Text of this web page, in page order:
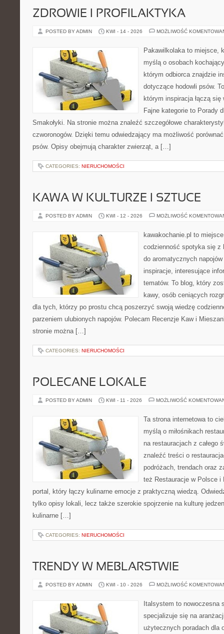
ZDROWIE I PROFILAKTYKA
POSTED BY ADMIN KWI - 14 - 2026 MOŻLIWOŚĆ
Pakawilkolaka to miejsce,
myślą o osobach
którym odbiorca znajdzie
dotyczące hodowli psów.
którym inspiracja łączą
Fajne kategorie to Porady
Smakołyki. Na stronie można znaleźć szczegółowe
czworonogów. Dzięki temu odwiedzający ma możliwość
psów. Opisy obejmują charakter zwierząt, a […]
CATEGORIES: NIERUCHOMOŚCI
KAWA W KULTURZE I SZTUCE
POSTED BY ADMIN KWI - 12 - 2026 MOŻLIWOŚĆ
kawakochanie.pl to
codzienność spotyka się z
do aromatycznych
inspiracje, interesujące
tematów. To blog, który
kawy, osób ceniących
dla tych, którzy po prostu chcą poszerzyć swoją wiedzę
parzeniem ulubionych napojów. Polecam Recenzje Kaw i
stronie można […]
CATEGORIES: NIERUCHOMOŚCI
POLECANE LOKALE
POSTED BY ADMIN KWI - 11 - 2026 MOŻLIWOŚĆ
Ta strona internetowa to
myślą o miłośnikach
na restauracjach z całego
znaleźć treści o
podróżach, trendach oraz
też Restauracje w Polsce i
portal, który łączy kulinarne emocje z praktyczną wiedzą.
tylko opisy lokali, lecz także szerokie spojrzenie na kulturę
kulinarne […]
CATEGORIES: NIERUCHOMOŚCI
TRENDY W MEBLARSTWIE
POSTED BY ADMIN KWI - 10 - 2026 MOŻLIWOŚĆ
Italsystem to nowoczesna
specjalizuje się na
użytecznych poradach dla